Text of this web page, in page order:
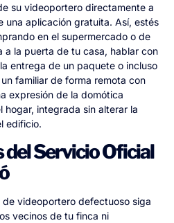
su videoportero directamente a
una aplicación gratuita. Así, estés
en el supermercado o de
a la puerta de tu casa, hablar con
entrega de un paquete o incluso
familiar de forma remota con
expresión de la domótica
integrada sin alterar la
edificio.
del Servicio Oficial
videoportero defectuoso siga
vecinos de tu finca ni